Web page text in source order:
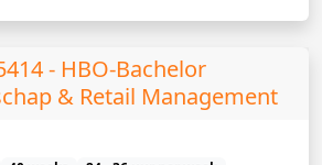
- HBO-Bachelor
& Retail Management